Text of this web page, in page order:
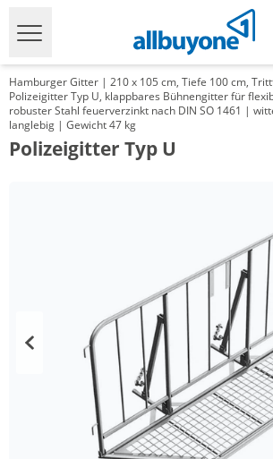
Hamburger Gitter | 210 x 105 cm, Tiefe 100 cm,
Polizeigitter Typ U, klappbares Bühnengitter für
robuster Stahl feuerverzinkt nach DIN SO 1461 |
langlebig | Gewicht 47 kg
Polizeigitter Typ U